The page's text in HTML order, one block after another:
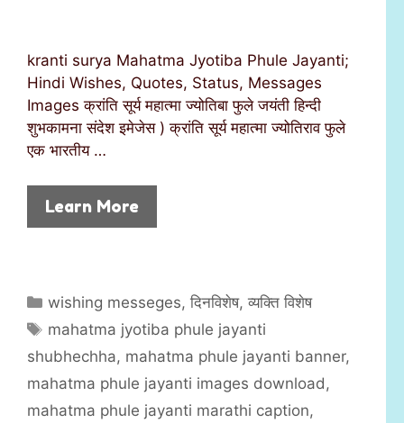
kranti surya Mahatma Jyotiba Phule Jayanti;
Hindi Wishes, Quotes, Status, Messages
Images क्रांति सूर्य महात्मा ज्योतिबा फुले जयंती हिन्दी
शुभकामना संदेश इमेजेस ) क्रांति सूर्य महात्मा ज्योतिराव फुले
एक भारतीय …
Learn More
C
e
g
o
wishing messeges,दिनविशेष,व्यक्ति विशेष
T
a
s
mahatma jyotiba phule jayanti
shubhechha, mahatma phule jayanti banner,
mahatma phule jayanti images download ,
mahatma phule jayanti marathi caption,